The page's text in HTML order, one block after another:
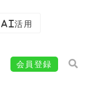
AI活用
会員登録